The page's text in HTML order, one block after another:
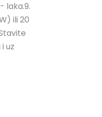
laka.9.
ili 20
uz